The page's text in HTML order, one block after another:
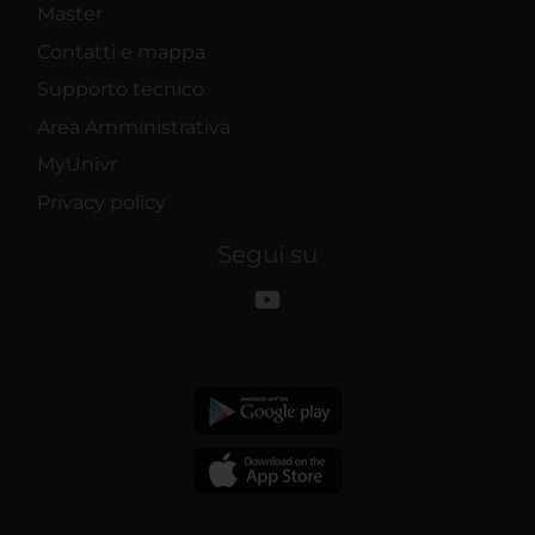
Master
Contatti e mappa
Supporto tecnico
Area Amministrativa
MyUnivr
Privacy policy
Segui su